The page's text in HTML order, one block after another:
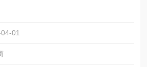
气动控制件CKZ-63A002
01